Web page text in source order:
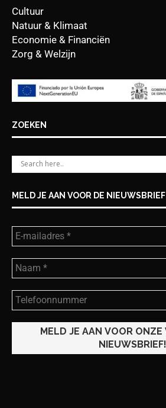
Cultuur
Natuur & Klimaat
Economie & Financiën
Zorg & Welzijn
ZOEKEN
MELD JE AAN VOOR DE NIEUWSBRIEF